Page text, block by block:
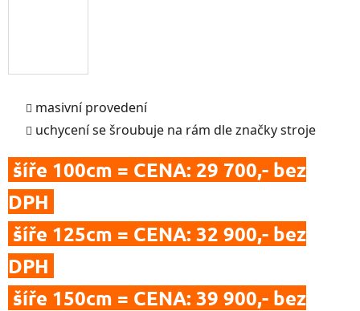
masivní provedení
uchycení se šroubuje na rám dle značky stroje
šíře 100cm = CENA: 29 700,- bez
DPH
šíře 125cm = CENA: 32 900,- bez
DPH
šíře 150cm = CENA: 39 900,- bez